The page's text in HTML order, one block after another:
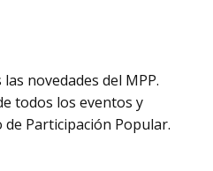
novedades del MPP.
todos los eventos y
Participación Popular.